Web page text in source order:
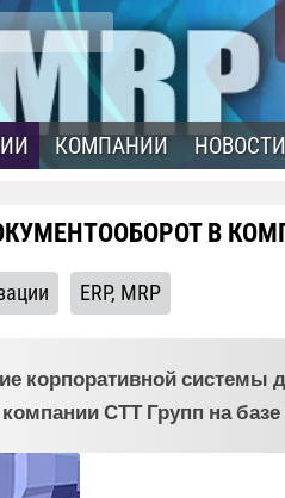
КОМПАНИИ НОВОСТИ
В
ERP, MRP
корпоративной системы
СТТ Групп на базе